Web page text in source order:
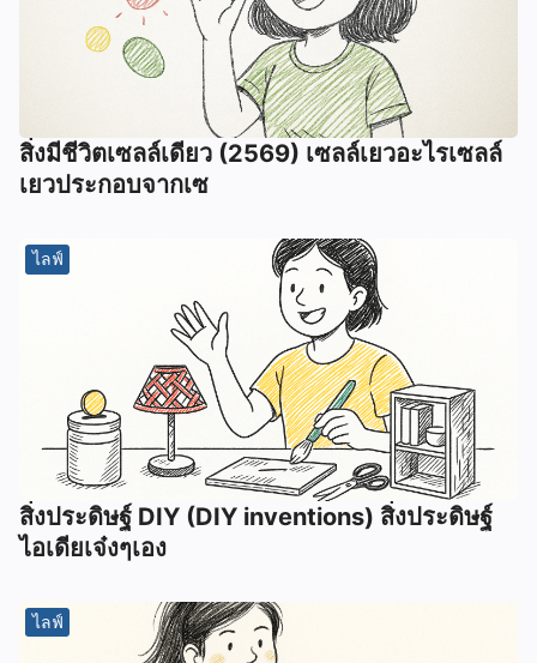
สิ่งมีชีวิตเซลล์เดียว (2569) เซลล์เยวอะไรเซลล์
เยวประกอบจากเซ
ไลฟ์
สิ่งประดิษฐ์ DIY (DIY inventions) สิ่งประดิษฐ์
ไอเดียเจ๋งๆเอง
ไลฟ์